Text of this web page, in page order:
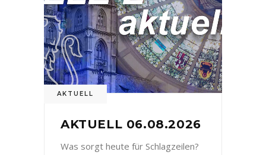
AKTUELL
AKTUELL 06.08.2026
Was sorgt heute für Schlagzeilen?